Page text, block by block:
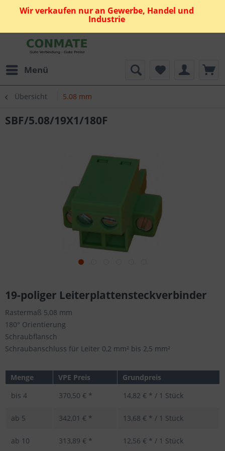
Wir verkaufen nur an Gewerbe, Handel und
Industrie
Menü
Übersicht 5.08 mm
SBF/5.08/19X1/180F
19-poliger Leiterplattensteckverbinder
Rastermaß 5,08 mm
180° Orientierung
Schraubflansch
Schraubanschluss für Leiter 0,2 mm² bis 2,5 mm²
Menge VPE Preis
Grundpreis
bis 4 370,50 € * 14,82 € * / 1 Stück
ab 5 342,01 € * 13,68 € * / 1 Stück
ab 10 313,89 € * 12,56 € * / 1 Stück